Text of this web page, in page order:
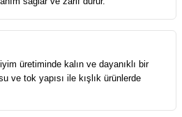
üretiminde kalın ve dayanıklı bir
ve tok yapısı ile kışlık ürünlerde